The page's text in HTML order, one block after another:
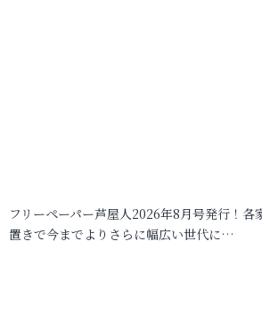
フリーペーパー芦屋人2026年8月号発行！
置きで今までよりさらに幅広い世代に…